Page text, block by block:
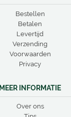
Bestellen
Betalen
Levertijd
Verzending
Voorwaarden
Privacy
MEER INFORMATIE
Over ons